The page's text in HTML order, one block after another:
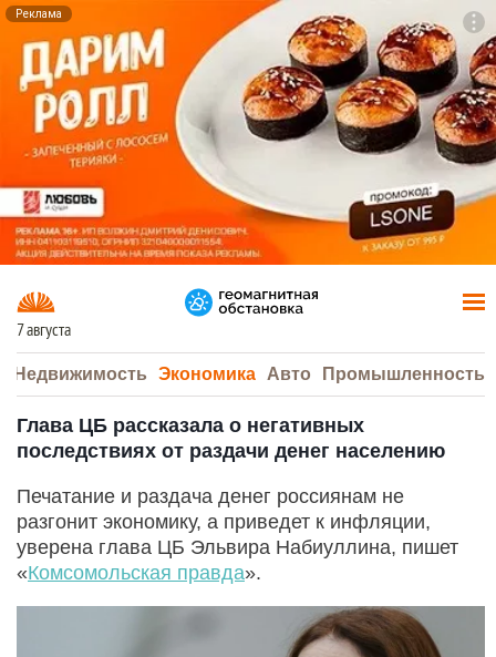
Реклама
7 августа
Недвижимость Экономика Авто Промышленность
Глава ЦБ рассказала о негативных
последствиях от раздачи денег населению
Печатание и раздача денег россиянам не
разгонит экономику, а приведет к инфляции,
уверена глава ЦБ Эльвира Набиуллина, пишет
«Комсомольская правда».